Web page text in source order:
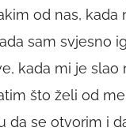
od nas, kada
sam svjesno
kada mi je slao
što želi od
da se otvorim i